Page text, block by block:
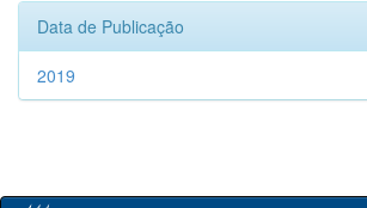
Data de Publicação
2019